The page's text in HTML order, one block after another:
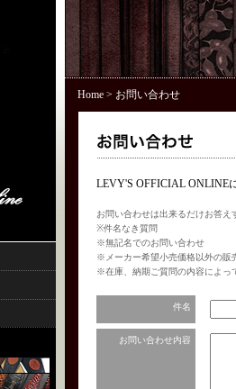
Home> お問い合わせ
LEVY'S OFFICIAL ONLINE
お問い合わせは出来るだけお答
※件名なき質問
※無記名でのお問い合わせ
※メーカー希望小売価格以外の販
※在庫、納期ご質問の内容によっ
件名
お問い合わせ内容